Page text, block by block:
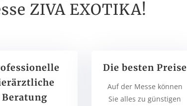
ZIVA EXOTIKA!
Beratung
Die besten Preise
Auf der Messe können
Sie alles zu günstigen